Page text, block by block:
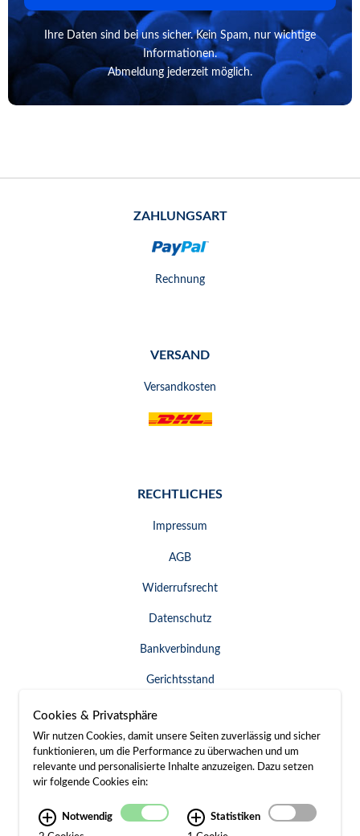
Ihre Daten sind bei uns sicher. Kein Spam, nur wichtige
Informationen.
Abmeldung jederzeit möglich.
ZAHLUNGSART
Rechnung
VERSAND
Versandkosten
RECHTLICHES
Impressum
AGB
Widerrufsrecht
Datenschutz
Bankverbindung
Gerichtsstand
Widerruf erklären
SERVICE & KONTAKT
Besuch / Anfahrt
Cookies & Privatsphäre
Wir nutzen Cookies, damit unsere Seiten zuverlässig und sicher
funktionieren, um die Performance zu überwachen und um
relevante und personalisierte Inhalte anzuzeigen. Dazu setzen
wir folgende Cookies ein:
Notwendig Statistiken